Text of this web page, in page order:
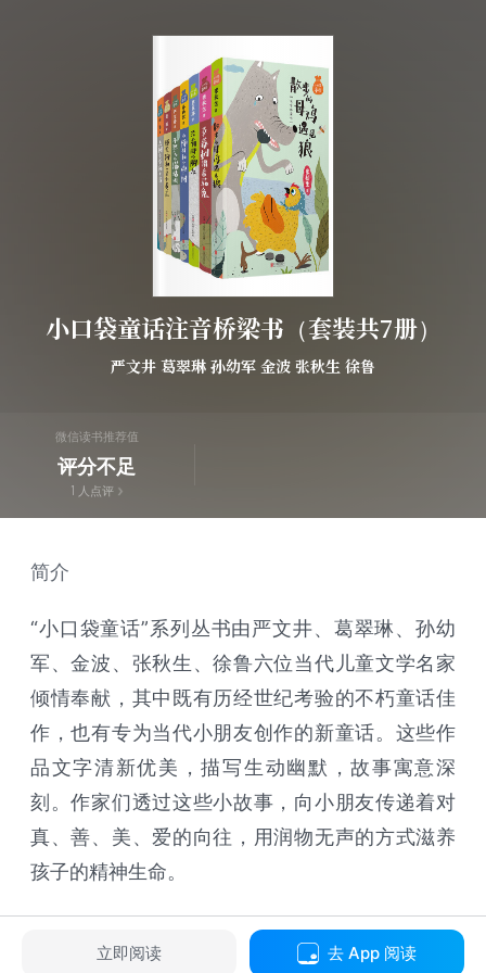
小口袋童话注音桥梁书（套装共7册）
严文井 葛翠琳 孙幼军 金波 张秋生 徐鲁
微信读书推荐值
评分不足
人点评
简介
“小口袋童话”系列丛书由严文井、葛翠琳、孙幼
军、金波、张秋生、徐鲁六位当代儿童文学名家
倾情奉献，其中既有历经世纪考验的不朽童话佳
作，也有专为当代小朋友创作的新童话。这些作
品文字清新优美，描写生动幽默，故事寓意深
刻。作家们透过这些小故事，向小朋友传递着对
真、善、美、爱的向往，用润物无声的方式滋养
孩子的精神生命。
立即阅读 去 App 阅读